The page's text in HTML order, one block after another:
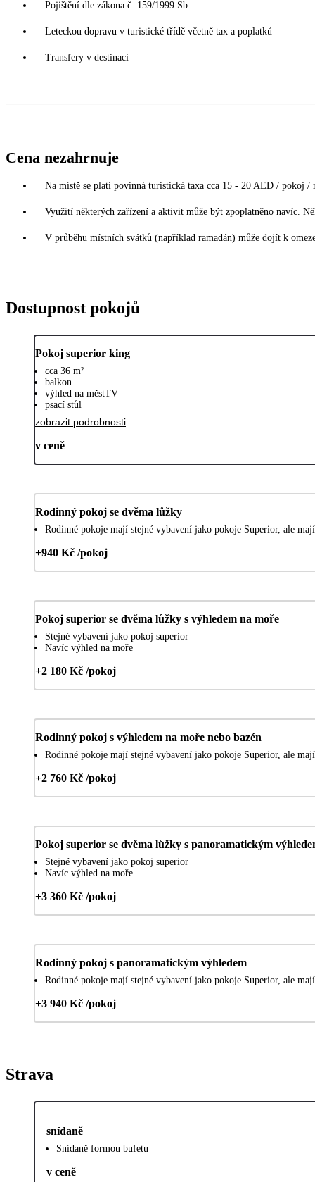
Pojištění dle zákona č. 159/1999 Sb.
Leteckou dopravu v turistické třídě včetně tax a poplatků
Transfery v destinaci
Cena nezahrnuje
Na místě se platí povinná turistická taxa cca 15 - 20 AED / pokoj
Využití některých zařízení a aktivit může být zpoplatněno navíc.
V průběhu místních svátků (například ramadán) může dojít k
Dostupnost pokojů
Pokoj superior king
cca 36 m²
balkon
výhled na městTV
psací stůl
zobrazit podrobnosti
v ceně
Rodinný pokoj se dvěma lůžky
Rodinné pokoje mají stejné vybavení jako pokoje Superior, ale
+940 Kč /pokoj
Pokoj superior se dvěma lůžky s výhledem na moře
Stejné vybavení jako pokoj superior
Navíc výhled na moře
+2 180 Kč /pokoj
Rodinný pokoj s výhledem na moře nebo bazén
Rodinné pokoje mají stejné vybavení jako pokoje Superior, ale
+2 760 Kč /pokoj
Pokoj superior se dvěma lůžky s panoramatickým
Stejné vybavení jako pokoj superior
Navíc výhled na moře
+3 360 Kč /pokoj
Rodinný pokoj s panoramatickým výhledem
Rodinné pokoje mají stejné vybavení jako pokoje Superior, ale
+3 940 Kč /pokoj
Strava
snídaně
Snídaně formou bufetu
v ceně